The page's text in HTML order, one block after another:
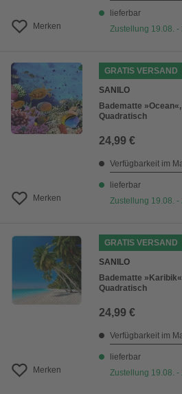
Merken
lieferbar
Zustellung 19.08. -
Merken
GRATIS VERSAND
SANILO
Badematte
Quadratisch
24,99 €
Verfügbarkeit im
lieferbar
Zustellung 19.08. -
Merken
GRATIS VERSAND
SANILO
Badematte
Quadratisch
24,99 €
Verfügbarkeit im
lieferbar
Zustellung 19.08. -